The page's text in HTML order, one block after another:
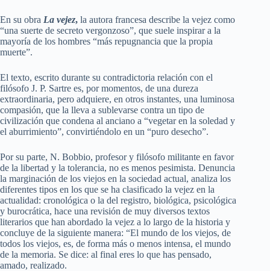
En su obra La vejez, la autora francesa describe la vejez como
“una suerte de secreto vergonzoso”, que suele inspirar a la
mayoría de los hombres “más repugnancia que la propia
muerte”.
El texto, escrito durante su contradictoria relación con el
filósofo J. P. Sartre es, por momentos, de una dureza
extraordinaria, pero adquiere, en otros instantes, una luminosa
compasión, que la lleva a sublevarse contra un tipo de
civilización que condena al anciano a “vegetar en la soledad y
el aburrimiento”, convirtiéndolo en un “puro desecho”.
Por su parte, N. Bobbio, profesor y filósofo militante en favor
de la libertad y la tolerancia, no es menos pesimista. Denuncia
la marginación de los viejos en la sociedad actual, analiza los
diferentes tipos en los que se ha clasificado la vejez en la
actualidad: cronológica o la del registro, biológica, psicológica
y burocrática, hace una revisión de muy diversos textos
literarios que han abordado la vejez a lo largo de la historia y
concluye de la siguiente manera: “El mundo de los viejos, de
todos los viejos, es, de forma más o menos intensa, el mundo
de la memoria. Se dice: al final eres lo que has pensado,
amado, realizado.